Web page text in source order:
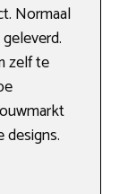
Normaal
zelf te
designs.